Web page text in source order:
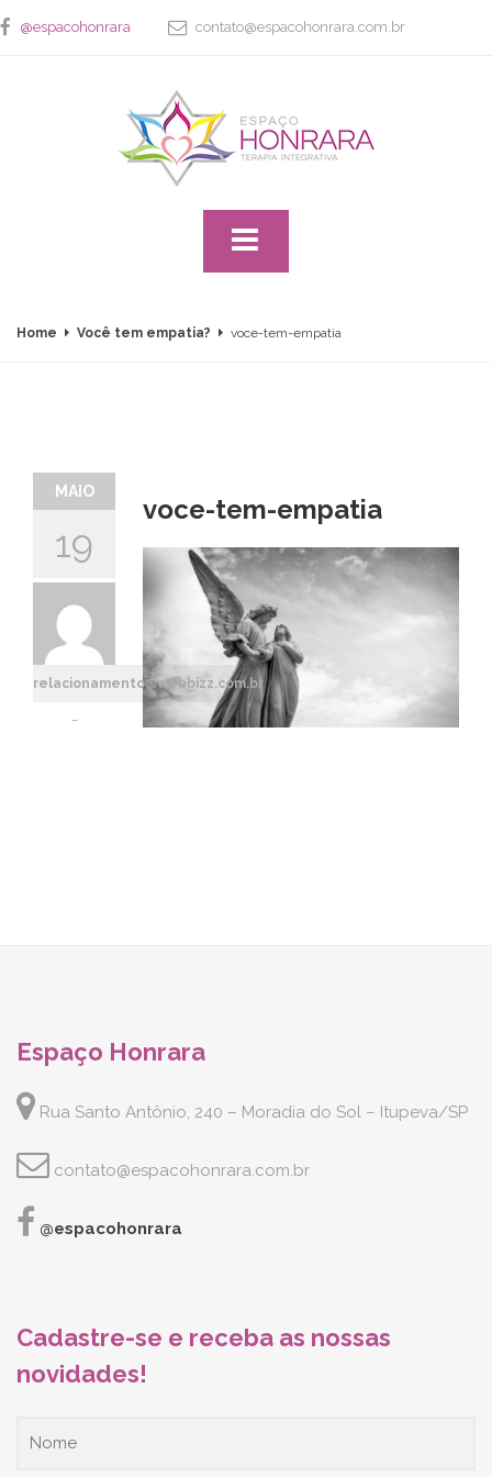
@espacohonrara contato@espacohonrara.com.br
Home Você tem empatia? voce-tem-empatia
MAIO
19
relacionamento@webbizz.com.br
-
voce-tem-empatia
Espaço Honrara
Rua Santo Antônio, 240 – Moradia do Sol – Itupeva/SP
contato@espacohonrara.com.br
@espacohonrara
Cadastre-se e receba as nossas
novidades!